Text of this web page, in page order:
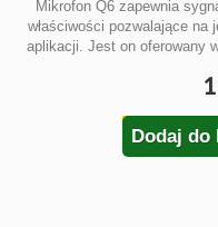
Mikrofon Q6 zapewnia
właściwości pozwalające
aplikacji. Jest on oferowany
Dodaj do